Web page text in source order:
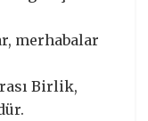
merhabalar
Birlik,